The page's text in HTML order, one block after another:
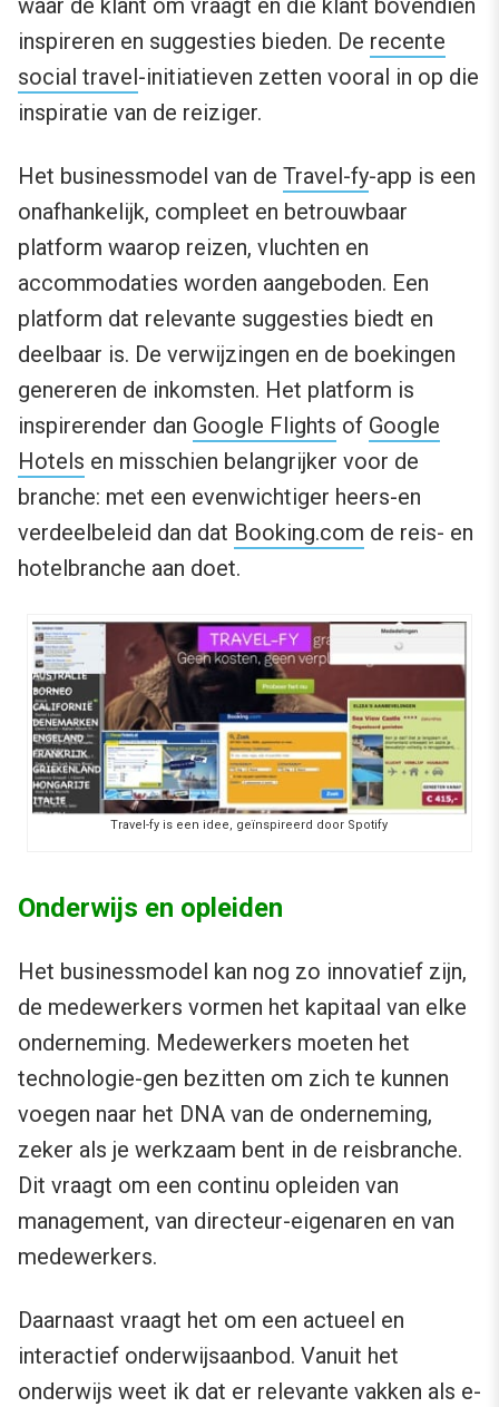
waar de klant om vraagt en die klant bovendien
inspireren en suggesties bieden. De recente
social travel -initiatieven zetten vooral in op die
inspiratie van de reiziger.
Het businessmodel van de Travel-fy-app is een
onafhankelijk, compleet en betrouwbaar
platform waarop reizen, vluchten en
accommodaties worden aangeboden. Een
platform dat relevante suggesties biedt en
deelbaar is. De verwijzingen en de boekingen
genereren de inkomsten. Het platform is
inspirerender dan Google Flights of Google
Hotels en misschien belangrijker voor de
branche: met een evenwichtiger heers-en
verdeelbeleid dan dat Booking.com de reis- en
hotelbranche aan doet.
Travel-fy is een idee, geïnspireerd door Spotify
Onderwijs en opleiden
Het businessmodel kan nog zo innovatief zijn,
de medewerkers vormen het kapitaal van elke
onderneming. Medewerkers moeten het
technologie-gen bezitten om zich te kunnen
voegen naar het DNA van de onderneming,
zeker als je werkzaam bent in de reisbranche.
Dit vraagt om een continu opleiden van
management, van directeur-eigenaren en van
medewerkers.
Daarnaast vraagt het om een actueel en
interactief onderwijsaanbod. Vanuit het
onderwijs weet ik dat er relevante vakken als e-